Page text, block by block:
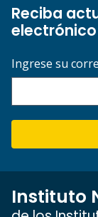
Reciba
electrónico
Ingrese su
Instituto